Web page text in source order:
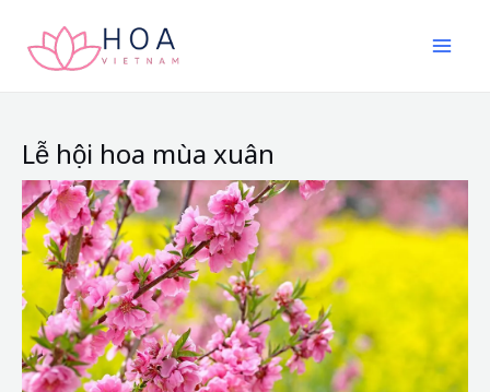
Lễ hội hoa mùa xuân